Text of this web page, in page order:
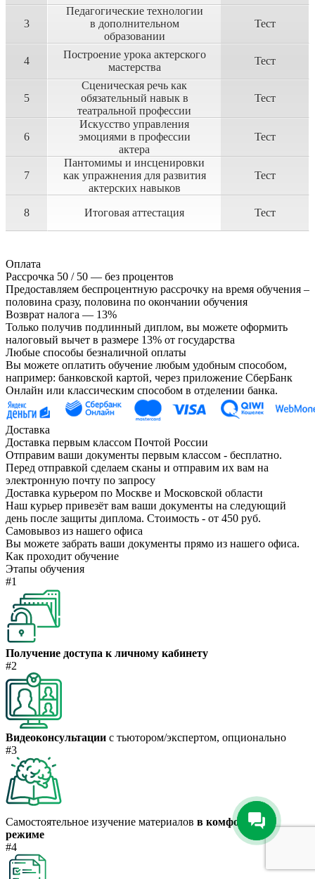
3
Педагогические технологии
в дополнительном
образовании
Тест
4
Построение урока актерского
мастерства
Тест
5
Сценическая речь как
обязательный навык в
театральной профессии
Тест
6
Искусство управления
эмоциями в профессии
актера
Тест
7
Пантомимы и инсценировки
как упражнения для развития
актерских навыков
Тест
8 Итоговая аттестация Тест
Оплата
Рассрочка 50 / 50 — без процентов
Предоставляем беспроцентную рассрочку на время обучения –
половина сразу, половина по окончании обучения
Возврат налога — 13%
Только получив подлинный диплом, вы можете оформить
налоговый вычет в размере 13% от государства
Любые способы безналичной оплаты
Вы можете оплатить обучение любым удобным способом,
например: банковской картой, через приложение СберБанк
Онлайн или классическим способом в отделении банка.
Доставка
Доставка первым классом Почтой России
Отправим ваши документы первым классом - бесплатно.
Перед отправкой сделаем сканы и отправим их вам на
электронную почту по запросу
Доставка курьером по Москве и Московской области
Наш курьер привезёт вам ваши документы на следующий
день после защиты диплома. Стоимость - от 450 руб.
Самовывоз из нашего офиса
Вы можете забрать ваши документы прямо из нашего офиса.
Как проходит обучение
Этапы обучения
#1
Получение доступа к личному кабинету
#2
Видеоконсультации с тьютором/экспертом, опционально
#3
Самостоятельное изучение материалов в комфортном
режиме
#4